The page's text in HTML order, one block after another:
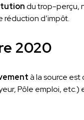
du trop-perçu,
réduction d’impôt.
2020
à la source est
Pôle emploi, etc.)